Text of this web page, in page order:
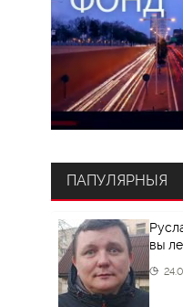
ПАПУЛЯРНЫЯ
вы